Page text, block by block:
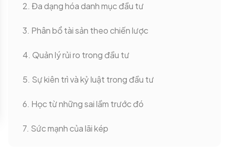
2. Đa dạng hóa danh mục đầu tư
3. Phân bổ tài sản theo chiến lược
4. Quản lý rủi ro trong đầu tư
5. Sự kiên trì và kỷ luật trong đầu tư
6. Học từ những sai lầm trước đó
7. Sức mạnh của lãi kép